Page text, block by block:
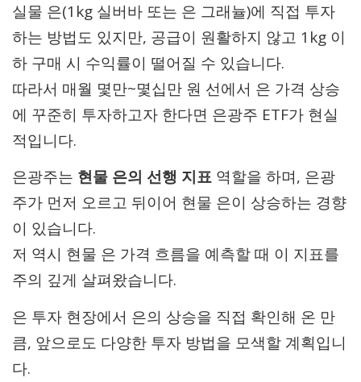
실물 은(1kg 실버바 또는 은 그래뉼)에 직접 투자
하는 방법도 있지만, 공급이 원활하지 않고 1kg 이
하 구매 시 수익률이 떨어질 수 있습니다.
따라서 매월 몇만~몇십만 원 선에서 은 가격 상승
에 꾸준히 투자하고자 한다면 은광주 ETF가 현실
적입니다.
은광주는 현물 은의 선행 지표 역할을 하며, 은광
주가 먼저 오르고 뒤이어 현물 은이 상승하는 경향
이 있습니다.
저 역시 현물 은 가격 흐름을 예측할 때 이 지표를
주의 깊게 살펴왔습니다.
은 투자 현장에서 은의 상승을 직접 확인해 온 만
큼, 앞으로도 다양한 투자 방법을 모색할 계획입니
다.